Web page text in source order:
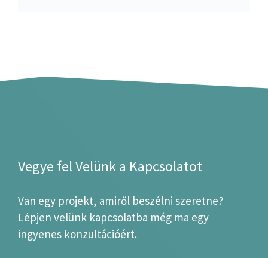
Vegye fel Velünk a Kapcsolatot
Van egy projekt, amiről beszélni szeretne?
Lépjen velünk kapcsolatba még ma egy
ingyenes konzultációért.